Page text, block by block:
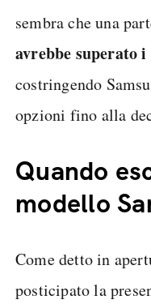
sembra che una
avrebbe superato
costringendo
opzioni fino alla
Quando
modello
Come detto in
posticipato la